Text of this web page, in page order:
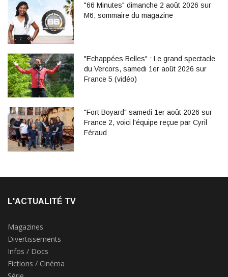
"66 Minutes" dimanche 2 août 2026 sur
M6, sommaire du magazine
"Echappées Belles" : Le grand spectacle
du Vercors, samedi 1er août 2026 sur
France 5 (vidéo)
"Fort Boyard" samedi 1er août 2026 sur
France 2, voici l'équipe reçue par Cyril
Féraud
L'ACTUALITÉ TV
Magazines
Divertissements
Infos / Docs
Fictions / Cinéma